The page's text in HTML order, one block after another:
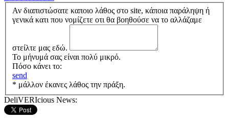
Αν διαπιστώσατε καποιο λάθος στο site, κάποια παράληψη ή
γενικά κατι που νομίζετε οτι θα βοηθούσε να το αλλάζαμε
στείλτε μας εδώ.
Το μήνυμά σας είναι πολύ μικρό.
Πόσο κάνει το:
send
* μάλλον έκανες λάθος την πράξη.
DeliVERIcious News: